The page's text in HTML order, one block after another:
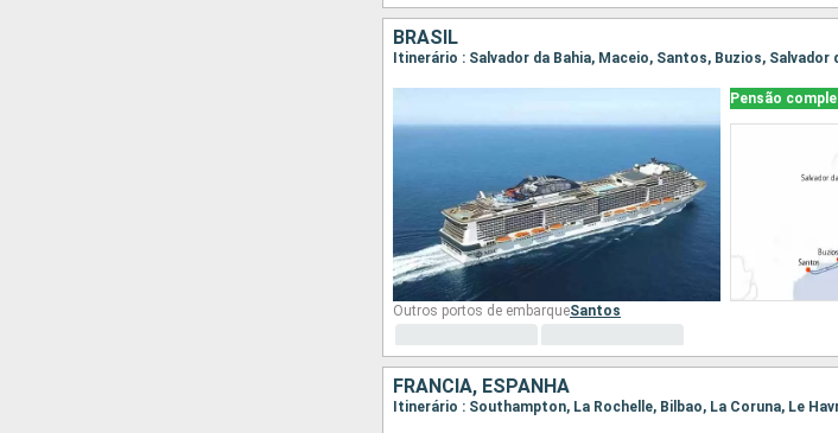
BRASIL
Itinerário : Salvador da Bahia, Maceio, Santos, Buzios, Salvador
Pensão
Outros portos de embarqueSantos
FRANCIA, ESPANHA
Itinerário : Southampton, La Rochelle, Bilbao, La Coruna, Le